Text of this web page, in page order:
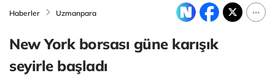
Haberler Uzmanpara
New York borsası güne karışık
seyirle başladı